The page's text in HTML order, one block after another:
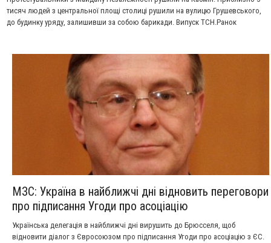
тисяч людей з центральної площі столиці рушили на вулицю Грушевського,
до будинку уряду, залишивши за собою барикади. Випуск ТСН.Ранок
МЗС: Україна в найближчі дні відновить переговори
про підписання Угоди про асоціацію
Українська делегація в найближчі дні вирушить до Брюсселя, щоб
відновити діалог з Євросоюзом про підписання Угоди про асоціацію з ЄС.